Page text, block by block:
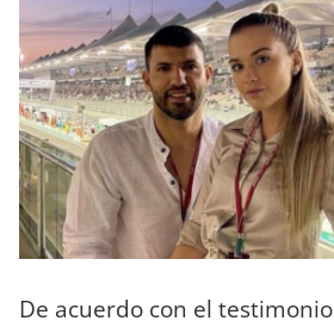
De acuerdo con el